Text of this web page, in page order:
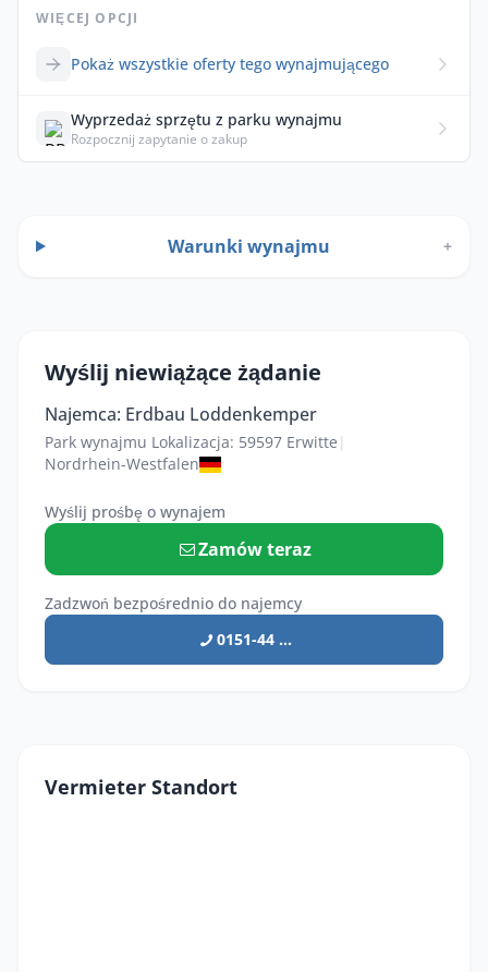
WIĘCEJ OPCJI
Pokaż wszystkie oferty tego wynajmującego
Wyprzedaż sprzętu z parku wynajmu
Rozpocznij zapytanie o zakup
Warunki wynajmu +
Wyślij niewiążące żądanie
Najemca: Erdbau Loddenkemper
Park wynajmu Lokalizacja: 59597 Erwitte |
Nordrhein-Westfalen
Wyślij prośbę o wynajem
Zamów teraz
Zadzwoń bezpośrednio do najemcy
0151-44 ...
Vermieter Standort